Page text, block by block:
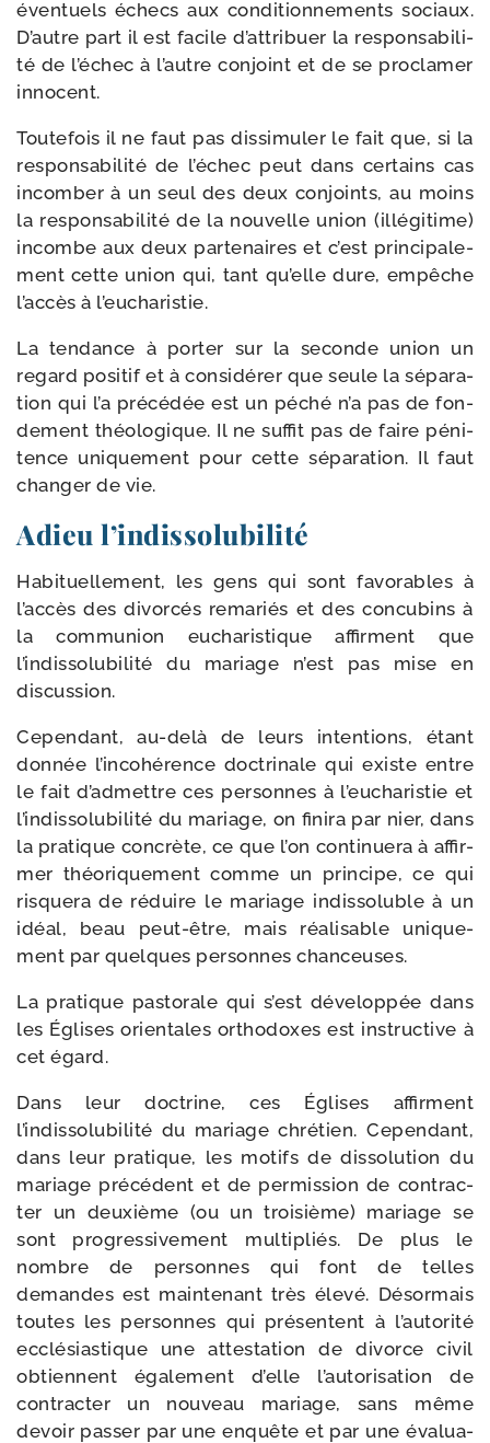
éven­tuels échecs aux condi­tion­ne­ments sociaux.
D’autre part il est facile d’attribuer la res­pon­sa­bi­li­
té de l’échec à l’autre conjoint et de se pro­cla­mer
innocent.
Toutefois il ne faut pas dis­si­mu­ler le fait que, si la
res­pon­sa­bi­li­té de l’échec peut dans cer­tains cas
incom­ber à un seul des deux conjoints, au moins
la res­pon­sa­bi­li­té de la nou­velle union (illé­gi­time)
incombe aux deux par­te­naires et c’est prin­ci­pa­le­
ment cette union qui, tant qu’elle dure, empêche
l’accès à l’eucharistie.
La ten­dance à por­ter sur la seconde union un
regard posi­tif et à consi­dé­rer que seule la sépa­ra­
tion qui l’a pré­cé­dée est un péché n’a pas de fon­
de­ment théo­lo­gique. Il ne suf­fit pas de faire péni­
tence uni­que­ment pour cette sépa­ra­tion. Il faut
chan­ger de vie.
Adieu l’indissolubilité
Habituellement, les gens qui sont favo­rables à
l’accès des divor­cés rema­riés et des concu­bins à
la com­mu­nion eucha­ris­tique affirment que
l’indissolubilité du mariage n’est pas mise en
discussion.
Cependant, au-​delà de leurs inten­tions, étant
don­née l’incohérence doc­tri­nale qui existe entre
le fait d’admettre ces per­sonnes à l’eucharistie et
l’indissolubilité du mariage, on fini­ra par nier, dans
la pra­tique concrète, ce que l’on conti­nue­ra à affir­
mer théo­ri­que­ment comme un prin­cipe, ce qui
ris­que­ra de réduire le mariage indis­so­luble à un
idéal, beau peut-​être, mais réa­li­sable uni­que­
ment par quelques per­sonnes chanceuses.
La pra­tique pas­to­rale qui s’est déve­lop­pée dans
les Églises orien­tales ortho­doxes est ins­truc­tive à
cet égard.
Dans leur doc­trine, ces Églises affirment
l’indissolubilité du mariage chré­tien. Cependant,
dans leur pra­tique, les motifs de dis­so­lu­tion du
mariage pré­cé­dent et de per­mis­sion de contrac­
ter un deuxième (ou un troi­sième) mariage se
sont pro­gres­si­ve­ment mul­ti­pliés. De plus le
nombre de per­sonnes qui font de telles
demandes est main­te­nant très éle­vé. Désormais
toutes les per­sonnes qui pré­sentent à l’autorité
ecclé­sias­tique une attes­ta­tion de divorce civil
obtiennent éga­le­ment d’elle l’autorisation de
contrac­ter un nou­veau mariage, sans même
devoir pas­ser par une enquête et par une éva­lua­